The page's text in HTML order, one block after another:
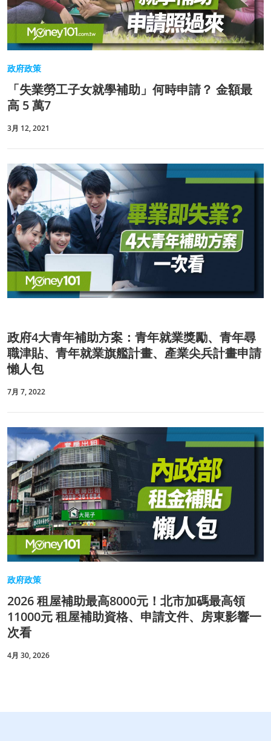
政府政策
「失業勞工子女就學補助」何時申請？ 金額最
高 5 萬7
3月 12, 2021
政府4大青年補助方案：青年就業獎勵、青年尋
職津貼、青年就業旗艦計畫、產業尖兵計畫申請
懶人包
7月 7, 2022
政府政策
2026 租屋補助最高8000元！北市加碼最高領
11000元 租屋補助資格、申請文件、房東影響一
次看
4月 30, 2026